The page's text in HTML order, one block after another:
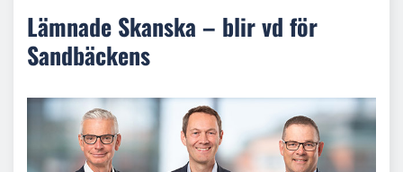
Lämnade Skanska – blir vd för
Sandbäckens